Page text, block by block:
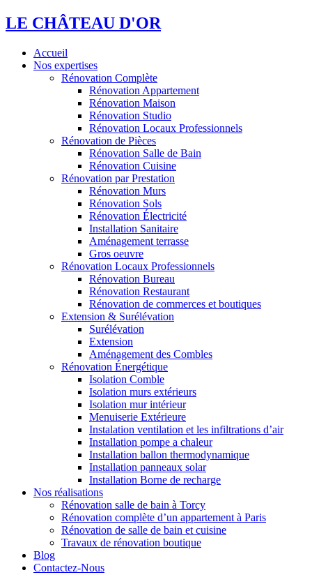
LE CHÂTEAU D'OR
Accueil
Nos expertises
Rénovation Complète
Rénovation Appartement
Rénovation Maison
Rénovation Studio
Rénovation Locaux Professionnels
Rénovation de Pièces
Rénovation Salle de Bain
Rénovation Cuisine
Rénovation par Prestation
Rénovation Murs
Rénovation Sols
Rénovation Électricité
Installation Sanitaire
Aménagement terrasse
Gros oeuvre
Rénovation Locaux Professionnels
Rénovation Bureau
Rénovation Restaurant
Rénovation de commerces et boutiques
Extension & Surélévation
Surélévation
Extension
Aménagement des Combles
Rénovation Énergétique
Isolation Comble
Isolation murs extérieurs
Isolation mur intérieur
Menuiserie Extérieure
Instalation ventilation et les infiltrations d’air
Installation pompe a chaleur
Installation ballon thermodynamique
Installation panneaux solar
Installation Borne de recharge
Nos réalisations
Rénovation salle de bain à Torcy
Rénovation complète d’un appartement à Paris
Rénovation de salle de bain et cuisine
Travaux de rénovation boutique
Blog
Contactez-Nous